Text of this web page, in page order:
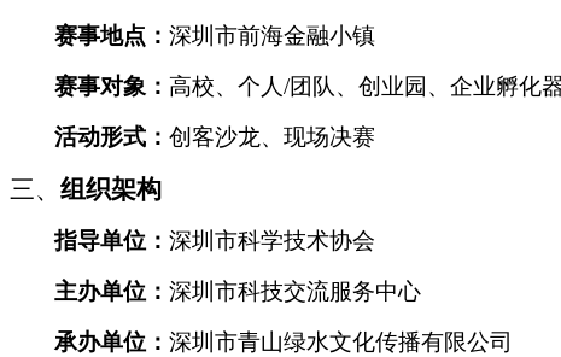
赛事地点： 深圳市前海金融小镇
赛事对象： 高校、个人/团队、创业园、企业孵化
活动形式： 创客沙龙、现场决赛
三、 组织架构
指导单位： 深圳市科学技术协会
主办单位： 深圳市科技交流服务中心
承办单位： 深圳市青山绿水文化传播有限公司